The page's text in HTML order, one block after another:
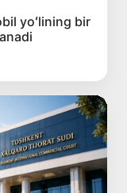
yoʻlining bir